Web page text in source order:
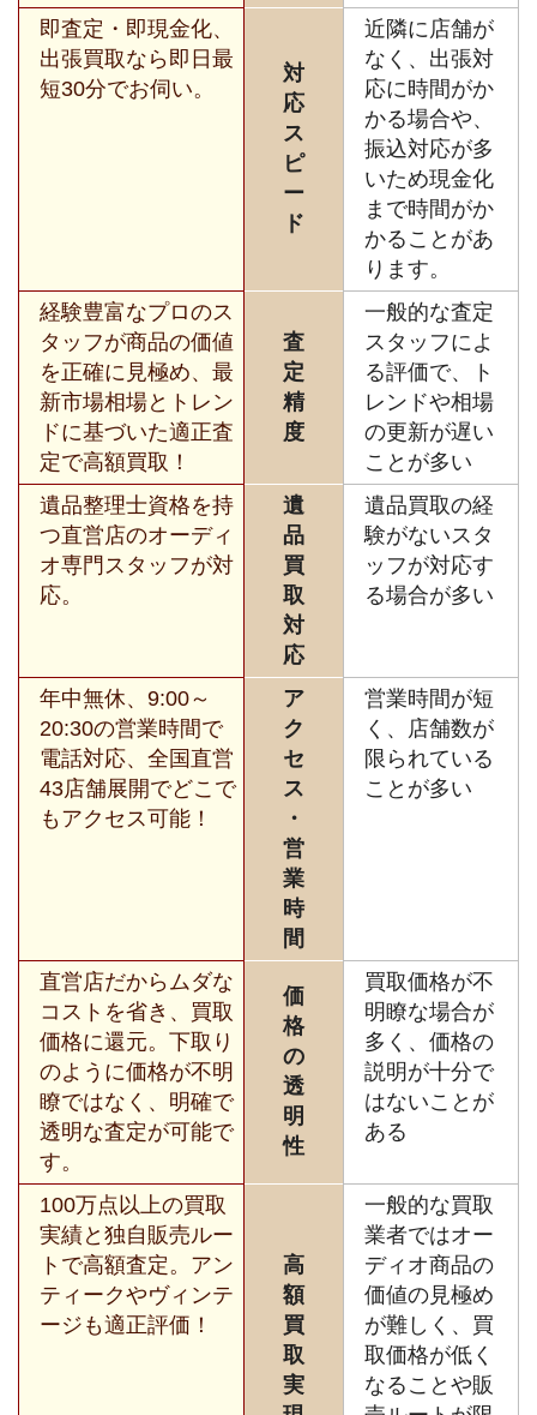
即査定・即現金化、
出張買取なら即日最
短30分でお伺い。
対
応
ス
ピ
ー
ド
近隣に店舗が
なく、出張対
応に時間がか
かる場合や、
振込対応が多
いため現金化
まで時間がか
かることがあ
ります。
経験豊富なプロのス
タッフが商品の価値
を正確に見極め、最
新市場相場とトレン
ドに基づいた適正査
定で高額買取！
査
定
精
度
一般的な査定
スタッフによ
る評価で、ト
レンドや相場
の更新が遅い
ことが多い
遺品整理士資格を持
つ直営店のオーディ
オ専門スタッフが対
応。
遺
品
買
取
対
応
遺品買取の経
験がないスタ
ッフが対応す
る場合が多い
年中無休、9:00～
20:30の営業時間で
電話対応、全国直営
43店舗展開でどこで
もアクセス可能！
ア
ク
セ
ス
・
営
業
時
間
営業時間が短
く、店舗数が
限られている
ことが多い
直営店だからムダな
コストを省き、買取
価格に還元。下取り
のように価格が不明
瞭ではなく、明確で
透明な査定が可能で
す。
価
格
の
透
明
性
買取価格が不
明瞭な場合が
多く、価格の
説明が十分で
はないことが
ある
100万点以上の買取
実績と独自販売ルー
トで高額査定。アン
ティークやヴィンテ
ージも適正評価！
高
額
買
取
実
一般的な買取
業者ではオー
ディオ商品の
価値の見極め
が難しく、買
取価格が低く
なることや販